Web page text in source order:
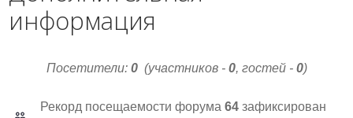
информация
Посетители: 0(участников - 0, гостей - 0)
Рекорд посещаемости форума 64 зафиксирован